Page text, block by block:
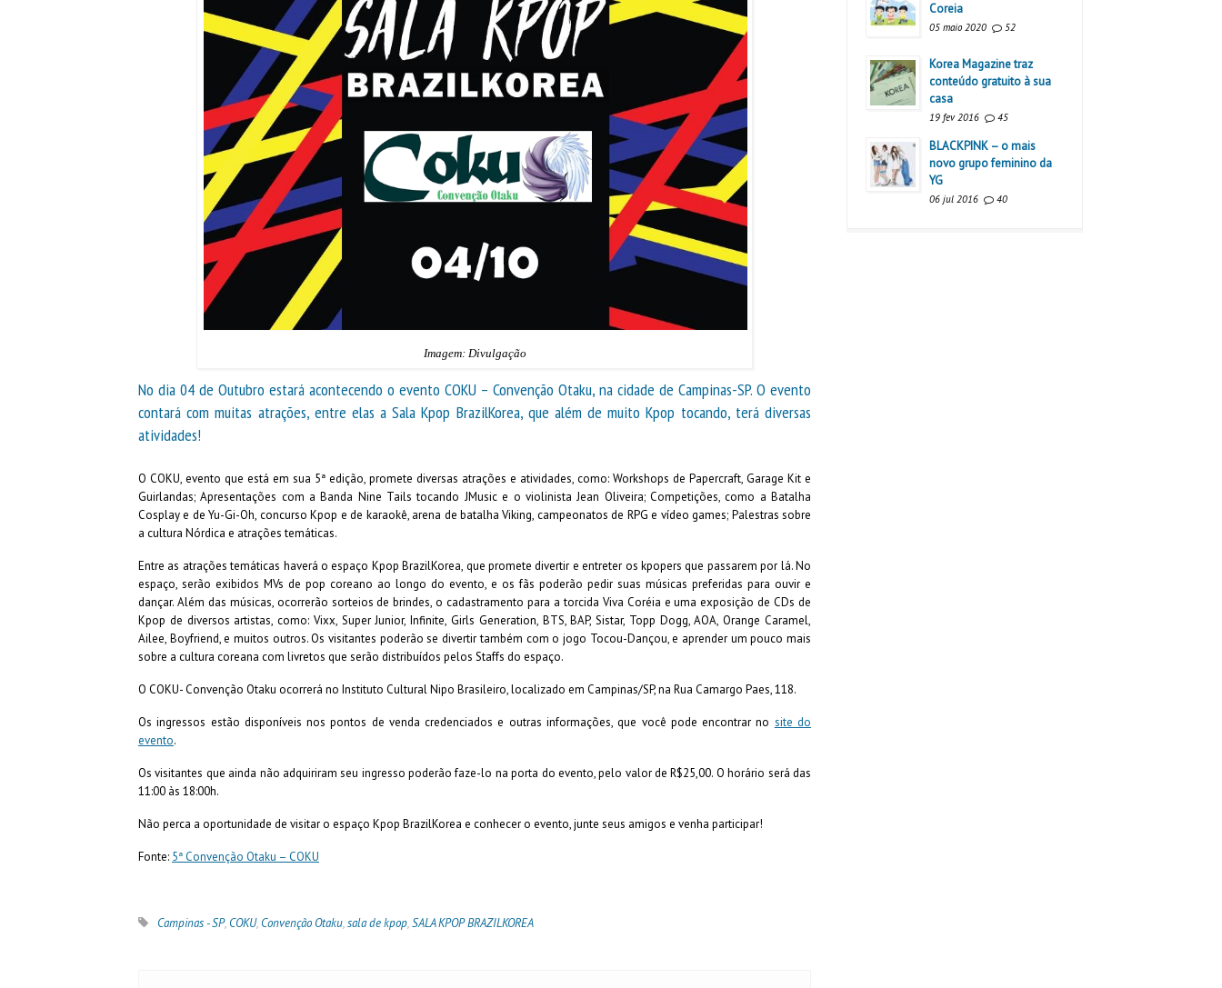
Imagem: Divulgação
No dia 04 de Outubro estará acontecendo o evento COKU – Convenção Otaku, na cidade de Campinas-SP. O evento
contará com muitas atrações, entre elas a Sala Kpop BrazilKorea, que além de muito Kpop tocando, terá diversas
atividades!
O COKU, evento que está em sua 5ª edição, promete diversas atrações e atividades, como: Workshops de Papercraft, Garage Kit e
Guirlandas; Apresentações com a Banda Nine Tails tocando JMusic e o violinista Jean Oliveira; Competições, como a Batalha
Cosplay e de Yu-Gi-Oh, concurso Kpop e de karaokê, arena de batalha Viking, campeonatos de RPG e vídeo games; Palestras sobre
a cultura Nórdica e atrações temáticas.
Entre as atrações temáticas haverá o espaço Kpop BrazilKorea, que promete divertir e entreter os kpopers que passarem por lá. No
espaço, serão exibidos MVs de pop coreano ao longo do evento, e os fãs poderão pedir suas músicas preferidas para ouvir e
dançar. Além das músicas, ocorrerão sorteios de brindes, o cadastramento para a torcida Viva Coréia e uma exposição de CDs de
Kpop de diversos artistas, como: Vixx, Super Junior, Infinite, Girls Generation, BTS, BAP, Sistar, Topp Dogg, AOA, Orange Caramel,
Ailee, Boyfriend, e muitos outros. Os visitantes poderão se divertir também com o jogo Tocou-Dançou, e aprender um pouco mais
sobre a cultura coreana com livretos que serão distribuídos pelos Staffs do espaço.
O COKU- Convenção Otaku ocorrerá no Instituto Cultural Nipo Brasileiro, localizado em Campinas/SP, na Rua Camargo Paes, 118.
Os ingressos estão disponíveis nos pontos de venda credenciados e outras informações, que você pode encontrar no site do
evento.
Os visitantes que ainda não adquiriram seu ingresso poderão faze-lo na porta do evento, pelo valor de R$25,00. O horário será das
11:00 às 18:00h.
Não perca a oportunidade de visitar o espaço Kpop BrazilKorea e conhecer o evento, junte seus amigos e venha participar!
Fonte: 5ª Convenção Otaku – COKU
Campinas - SP, COKU, Convenção Otaku,sala de kpop,SALA KPOP BRAZILKOREA
Coreia
05 maio 2020 52
Korea Magazine traz
conteúdo gratuito à sua
casa
19 fev 2016 45
BLACKPINK – o mais
novo grupo feminino da
YG
06 jul 2016 40